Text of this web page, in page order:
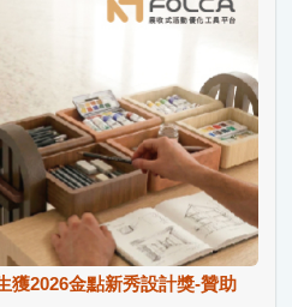
獲2026金點新秀設計獎-贊助